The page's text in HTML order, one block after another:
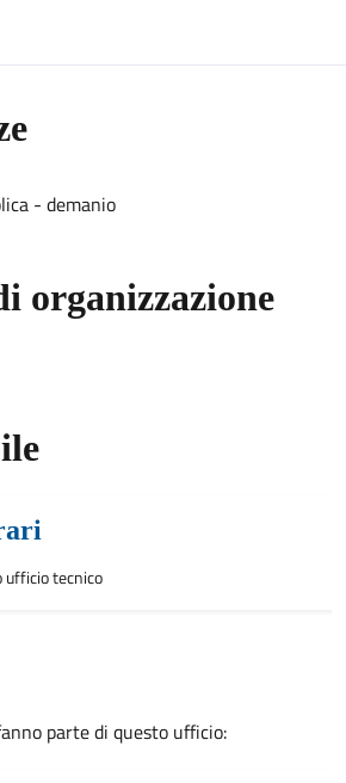
- demanio
organizzazione
ufficio tecnico
parte di questo ufficio: